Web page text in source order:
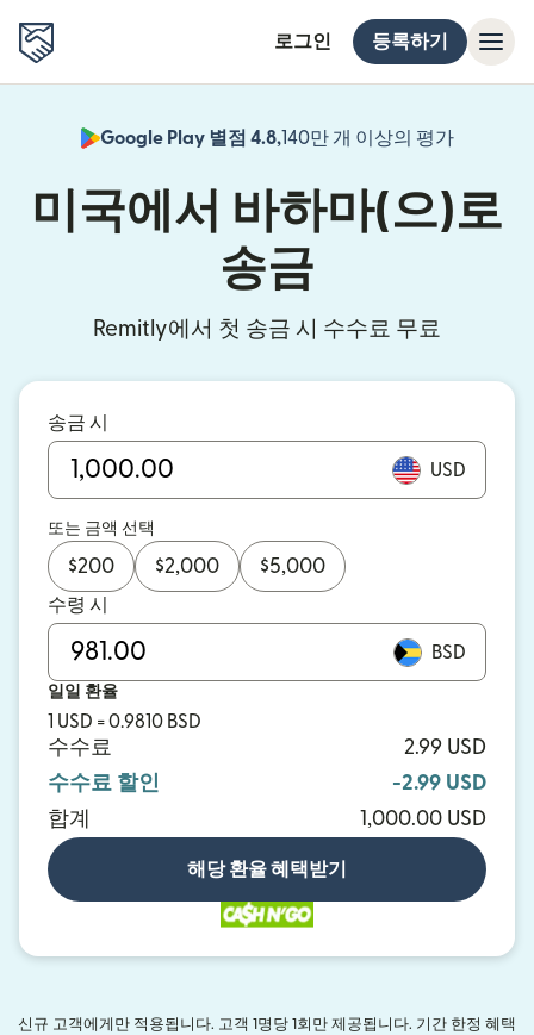
로그인 등록하기
Google Play 별점 4.8,140만 개 이상의 평가
미국에서 바하마(으)로
송금
Remitly에서 첫 송금 시 수수료 무료
송금 시
USD
또는 금액 선택
$200 $2,000 $5,000
수령 시
BSD
일일 환율
1 USD = 0.9810 BSD
수수료
2.99 USD
수수료 할인
-2.99 USD
합계
1,000.00 USD
해당 환율 혜택받기
신규 고객에게만 적용됩니다. 고객 1명당 1회만 제공됩니다. 기간 한정 혜택